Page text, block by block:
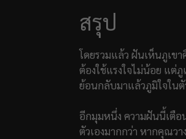
สรุป
โดยรวมแล้ว ฝันเห็นภูเ
ต้องใช้แรงใจไม่น้อย แต่
ย้อนกลับมาแล้วภูมิใจในตั
อีกมุมหนึ่ง ความฝันนี้เตือ
ตัวเองมากกว่า หากคุณว